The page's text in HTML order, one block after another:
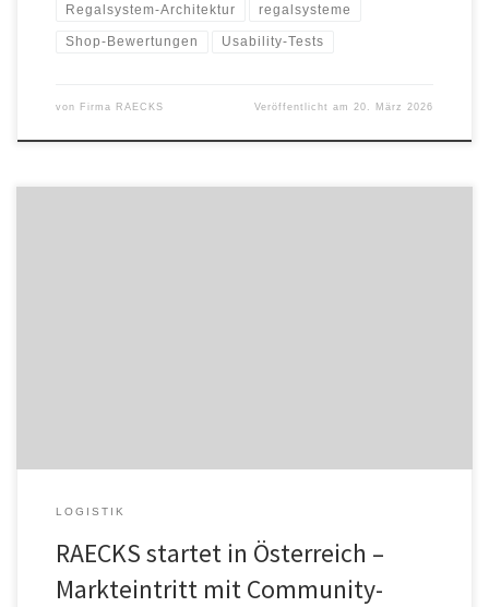
Regalsystem-Architektur regalsysteme
Shop-Bewertungen Usability-Tests
von Firma RAECKS Veröffentlicht am 20. März 2026
LOGISTIK
RAECKS startet in Österreich –
Markteintritt mit Community-